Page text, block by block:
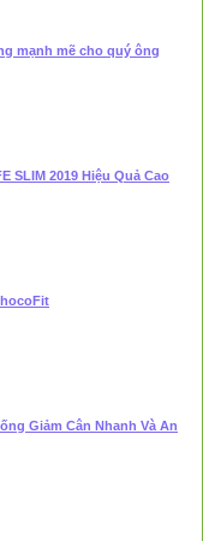
mạnh mẽ cho quý ông
SLIM 2019 Hiệu Quả Cao
Giảm Cân Nhanh Và An